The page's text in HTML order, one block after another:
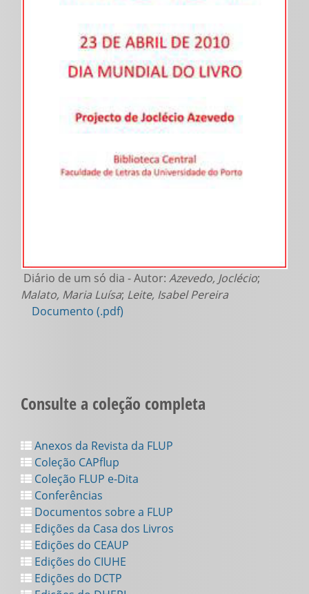
Diário de um só dia - Autor: Azevedo, Joclécio;
Malato, Maria Luísa; Leite, Isabel Pereira
Documento (.pdf)
Consulte a coleção completa
Anexos da Revista da FLUP
Coleção CAPflup
Coleção FLUP e-Dita
Conferências
Documentos sobre a FLUP
Edições da Casa dos Livros
Edições do CEAUP
Edições do CIUHE
Edições do DCTP